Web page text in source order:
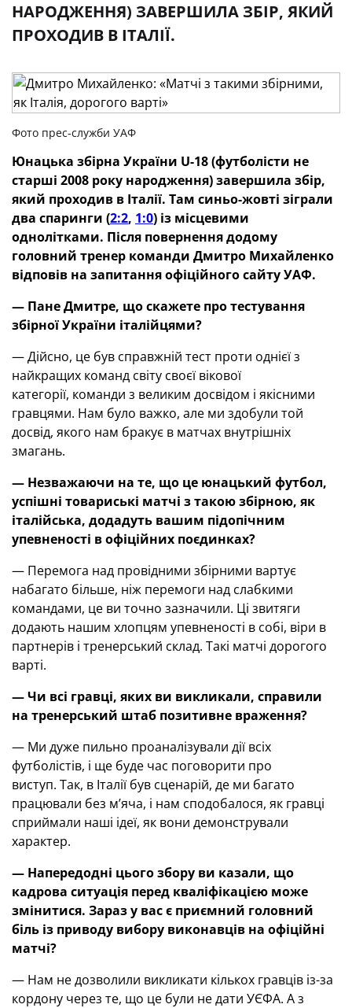
НАРОДЖЕННЯ) ЗАВЕРШИЛА ЗБІР, ЯКИЙ
ПРОХОДИВ В ІТАЛІЇ.
Фото прес-служби УАФ
Юнацька збірна України U-18 (футболісти не
старші 2008 року народження) завершила збір,
який проходив в Італії. Там синьо-жовті зіграли
два спаринги (2:2, 1:0) із місцевими
однолітками. Після повернення додому
головний тренер команди Дмитро Михайленко
відповів на запитання офіційного сайту УАФ.
— Пане Дмитре, що скажете про тестування
збірної України італійцями?
— Дійсно, це був справжній тест проти однієї з
найкращих команд світу своєї вікової
категорії, команди з великим досвідом і якісними
гравцями. Нам було важко, але ми здобули той
досвід, якого нам бракує в матчах внутрішніх
змагань.
— Незважаючи на те, що це юнацький футбол,
успішні товариські матчі з такою збірною, як
італійська, додадуть вашим підопічним
упевненості в офіційних поєдинках?
— Перемога над провідними збірними вартує
набагато більше, ніж перемоги над слабкими
командами, це ви точно зазначили. Ці звитяги
додають нашим хлопцям упевненості в собі, віри в
партнерів і тренерський склад. Такі матчі дорогого
варті.
—Чи всі гравці, яких ви викликали, справили
на тренерський штаб позитивне враження?
— Ми дуже пильно проаналізували дії всіх
футболістів, і ще буде час поговорити про
виступ. Так, в Італії був сценарій, де ми багато
працювали без м’яча, і нам сподобалося, як гравці
сприймали наші ідеї, як вони демонстрували
характер.
— Напередодні цього збору ви казали, що
кадрова ситуація перед кваліфікацією може
змінитися. Зараз у вас є приємний головний
біль із приводу вибору виконавців на офіційні
матчі?
— Нам не дозволили викликати кількох гравців із-за
кордону через те, що це були не дати УЄФА. А з